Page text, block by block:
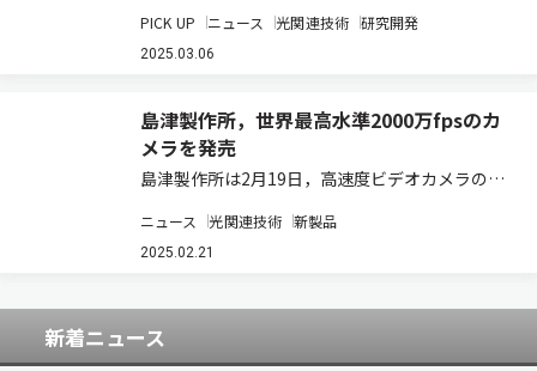
に発光ダイオード（LED）からの光や自然光によ
る照明，あるいは物体自体が発する光など可干渉
PICK UP ニュース 光関連技術 研究開発
2025.03.06
島津製作所，世界最高水準2000万fpsのカ
メラを発売
島津製作所は2月19日，高速度ビデオカメラの新
向けに発表を行なった（ニュースリリース）。 新
製品はセンサと電気系を一新。従来機種
ニュース 光関連技術 新製品
2025.02.21
新着ニュース